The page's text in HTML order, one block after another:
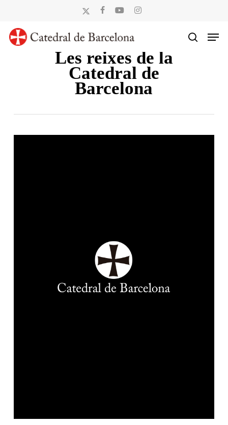
main
x-
facebookyoutube instagram
search
Menu
Les reixes de la
Catedral de
Barcelona